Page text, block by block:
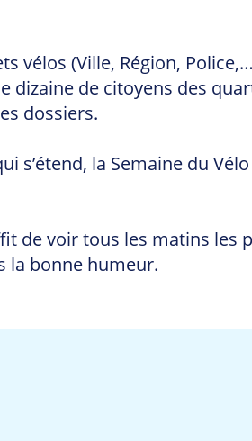
vélos (Ville, Région,
dizaine de citoyens des
dossiers.
la Semaine du
de voir tous les matins les
la bonne humeur.